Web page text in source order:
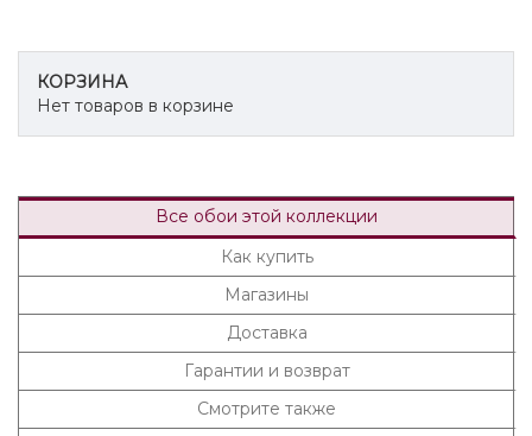
КОРЗИНА
Нет товаров в корзине
Все обои этой коллекции
Как купить
Магазины
Доставка
Гарантии и возврат
Смотрите также